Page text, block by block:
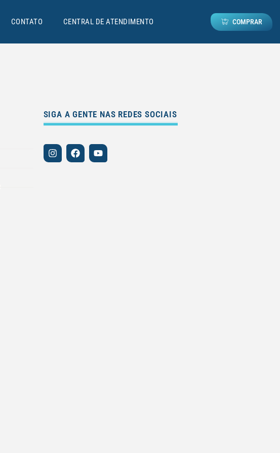
CONTATO CENTRAL DE ATENDIMENTO COMPRAR
SIGA A GENTE NAS REDES SOCIAIS